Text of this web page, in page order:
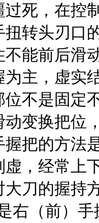
死，在控
转头刃口
不能前后滑
主，虚实
不是固定
变换把位
把的方法
，经常上
刀的握持
右（前）